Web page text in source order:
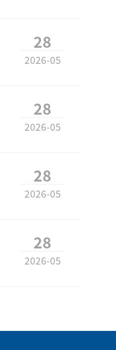
28
2026-05
28
2026-05
28
2026-05
28
2026-05